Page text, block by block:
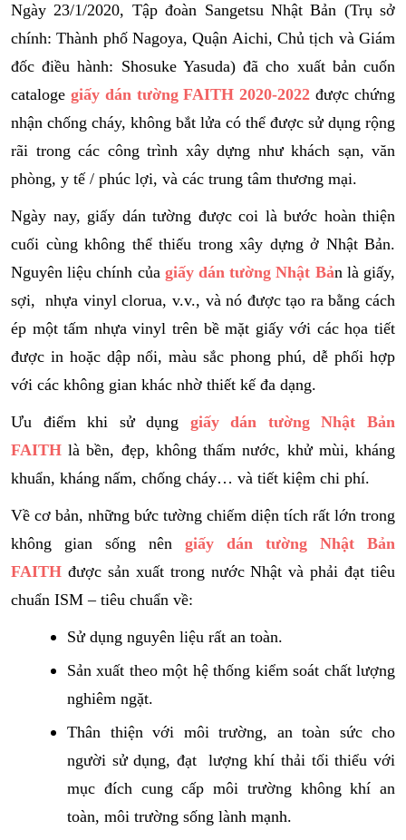
Ngày 23/1/2020, Tập đoàn Sangetsu Nhật Bản (Trụ sở
chính: Thành phố Nagoya, Quận Aichi, Chủ tịch và Giám
đốc điều hành: Shosuke Yasuda) đã cho xuất bản cuốn
cataloge giấy dán tường FAITH 2020-2022 được chứng
nhận chống cháy, không bắt lửa có thể được sử dụng rộng
rãi trong các công trình xây dựng như khách sạn, văn
phòng, y tế / phúc lợi, và các trung tâm thương mại.
Ngày nay, giấy dán tường được coi là bước hoàn thiện
cuối cùng không thể thiếu trong xây dựng ở Nhật Bản.
Nguyên liệu chính của giấy dán tường Nhật Bản là giấy,
sợi, nhựa vinyl clorua, v.v., và nó được tạo ra bằng cách
ép một tấm nhựa vinyl trên bề mặt giấy với các họa tiết
được in hoặc dập nổi, màu sắc phong phú, dễ phối hợp
với các không gian khác nhờ thiết kế đa dạng.
Ưu điểm khi sử dụng giấy dán tường Nhật Bản
FAITH là bền, đẹp, không thấm nước, khử mùi, kháng
khuẩn, kháng nấm, chống cháy… và tiết kiệm chi phí.
Về cơ bản, những bức tường chiếm diện tích rất lớn trong
không gian sống nên giấy dán tường Nhật Bản
FAITH được sản xuất trong nước Nhật và phải đạt tiêu
chuẩn ISM – tiêu chuẩn về:
Sử dụng nguyên liệu rất an toàn.
Sản xuất theo một hệ thống kiểm soát chất lượng
nghiêm ngặt.
Thân thiện với môi trường, an toàn sức cho
người sử dụng, đạt lượng khí thải tối thiểu với
mục đích cung cấp môi trường không khí an
toàn, môi trường sống lành mạnh.